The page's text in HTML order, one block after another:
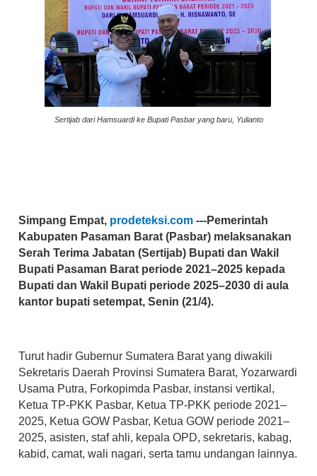
Sertijab dari Hamsuardi ke Bupati Pasbar yang baru, Yulianto
Simpang Empat, prodeteksi.com ---Pemerintah
Kabupaten Pasaman Barat (Pasbar) melaksanakan
Serah Terima Jabatan (Sertijab) Bupati dan Wakil
Bupati Pasaman Barat periode 2021–2025 kepada
Bupati dan Wakil Bupati periode 2025–2030 di aula
kantor bupati setempat, Senin (21/4).
Turut hadir Gubernur Sumatera Barat yang diwakili
Sekretaris Daerah Provinsi Sumatera Barat, Yozarwardi
Usama Putra, Forkopimda Pasbar, instansi vertikal,
Ketua TP-PKK Pasbar, Ketua TP-PKK periode 2021–
2025, Ketua GOW Pasbar, Ketua GOW periode 2021–
2025, asisten, staf ahli, kepala OPD, sekretaris, kabag,
kabid, camat, wali nagari, serta tamu undangan lainnya.